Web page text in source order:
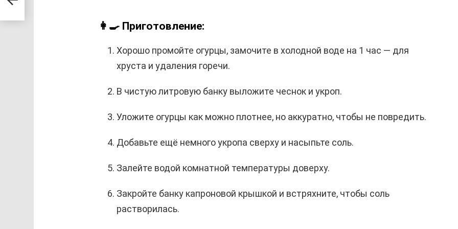
👩‍🍳 Приготовление:
Хорошо промойте огурцы, замочите в холодной воде на 1 час — для
хруста и удаления горечи.
В чистую литровую банку выложите чеснок и укроп.
Уложите огурцы как можно плотнее, но аккуратно, чтобы не повредить.
Добавьте ещё немного укропа сверху и насыпьте соль.
Залейте водой комнатной температуры доверху.
Закройте банку капроновой крышкой и встряхните, чтобы соль
растворилась.